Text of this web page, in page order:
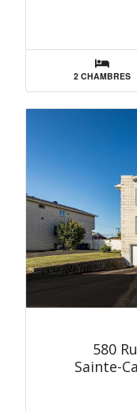
2 CHAMBRES
580
Sainte-